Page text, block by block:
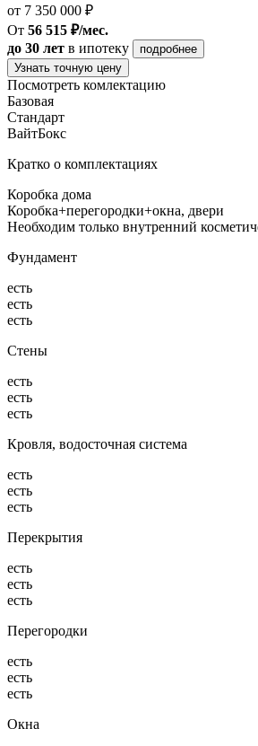
от 7 350 000 ₽
От 56 515 ₽/мес.
до 30 лет в ипотеку
подробнее
Узнать точную цену
Посмотреть комлектацию
Базовая
Стандарт
ВайтБокс
Кратко о комплектациях
Коробка дома
Коробка+перегородки+окна, двери
Необходим только внутренний
Фундамент
есть
есть
есть
Стены
есть
есть
есть
Кровля, водосточная система
есть
есть
есть
Перекрытия
есть
есть
есть
Перегородки
есть
есть
есть
Окна